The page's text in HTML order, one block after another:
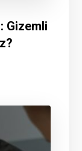
Gizemli